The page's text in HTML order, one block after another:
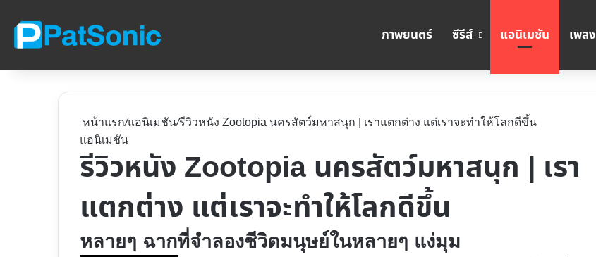
ภาพยนตร์ ซีรีส์ แอนิเมชัน เพลง
หน้าแรก/แอนิเมชัน/รีวิวหนัง Zootopia นครสัตว์มหาสนุก | เราแตกต่าง แต่เราจะทำให้โลกดีขึ้น
แอนิเมชัน
รีวิวหนัง Zootopia นครสัตว์มหาสนุก | เรา
แตกต่าง แต่เราจะทำให้โลกดีขึ้น
หลายๆ ฉากที่จำลองชีวิตมนุษย์ในหลายๆ แง่มุม